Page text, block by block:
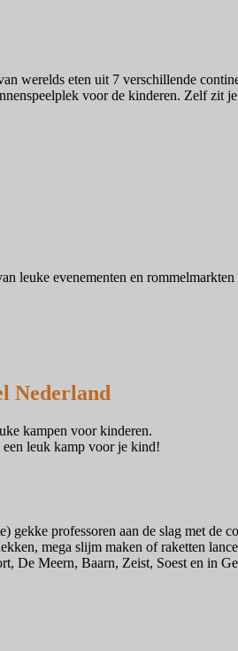
werelds eten uit 7 verschillende
voor de kinderen. Zelf zit
leuke evenementen en rommelmarkten
Nederland
kampen voor kinderen.
een leuk kamp voor je kind!
professoren aan de slag met
mega slijm maken of raketten
De Meern, Baarn, Zeist, Soest en in